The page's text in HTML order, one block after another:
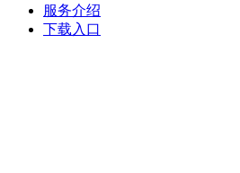
服务介绍
下载入口